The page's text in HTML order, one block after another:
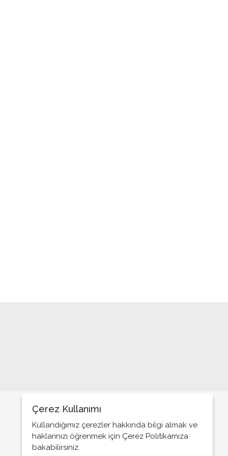
Aykavital ve sağlık turizmi!..
Devlet ve sistem…
Siyaset bu değil…
Çerez Kullanımı
Kullandığımız çerezler hakkında bilgi almak ve
haklarınızı öğrenmek için Çerez Politikamıza
bakabilirsiniz.